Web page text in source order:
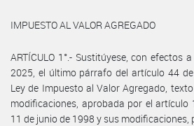
IMPUESTO AL VALOR AGREGADO
ARTÍCULO 1°.- Sustitúyese, con efectos
2025, el último párrafo del artículo 44
Ley de Impuesto al Valor Agregado,
modificaciones, aprobada por el artículo
11 de junio de 1998 y sus modificaciones,